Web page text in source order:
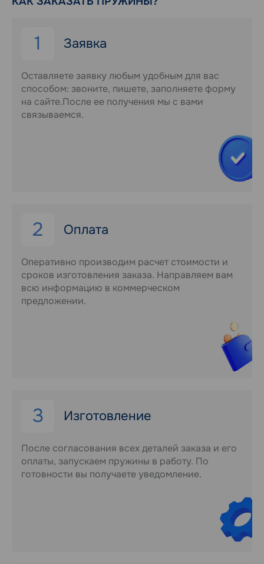
1 Заявка
Оставляете заявку любым удобным для вас
способом: звоните, пишете, заполняете форму
на сайте.После ее получения мы с вами
связываемся.
2 Оплата
Оперативно производим расчет стоимости и
сроков изготовления заказа. Направляем вам
всю информацию в коммерческом
предложении.
3 Изготовление
После согласования всех деталей заказа и его
оплаты, запускаем пружины в работу. По
готовности вы получаете уведомление.